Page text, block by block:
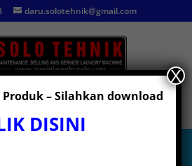
daru.solotehnik@gmail.com
– Silahkan download
DISINI
X